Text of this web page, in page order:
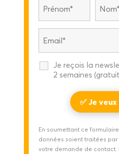
Je reçois la
2 semaines
En soumettant ce
données soient traitées
votre demande de contact.